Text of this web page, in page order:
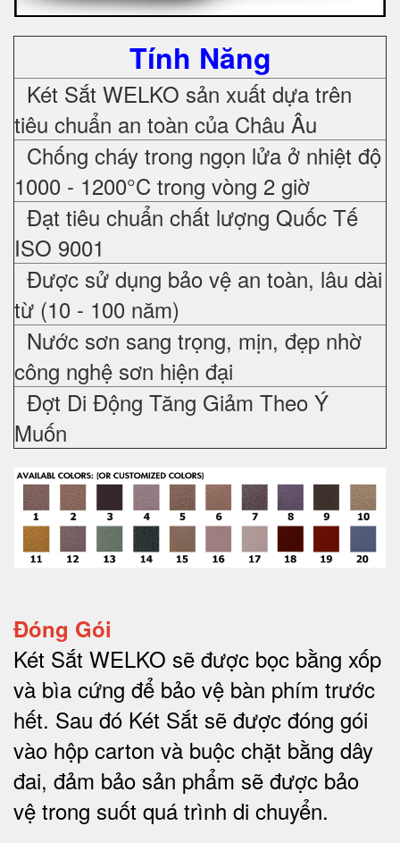
Tính Năng
Két Sắt WELKO sản xuất dựa trên
tiêu chuẩn an toàn của Châu Âu
Chống cháy trong ngọn lửa ở nhiệt độ
1000 - 1200°C trong vòng 2 giờ
Đạt tiêu chuẩn chất lượng Quốc Tế
ISO 9001
Được sử dụng bảo vệ an toàn, lâu dài
từ (10 - 100 năm)
Nước sơn sang trọng, mịn, đẹp nhờ
công nghệ sơn hiện đại
Đợt Di Động Tăng Giảm Theo Ý
Muốn
Đóng Gói
Két Sắt WELKO sẽ được bọc bằng xốp
và bìa cứng để bảo vệ bàn phím trước
hết. Sau đó Két Sắt sẽ được đóng gói
vào hộp carton và buộc chặt bằng dây
đai, đảm bảo sản phẩm sẽ được bảo
vệ trong suốt quá trình di chuyển.